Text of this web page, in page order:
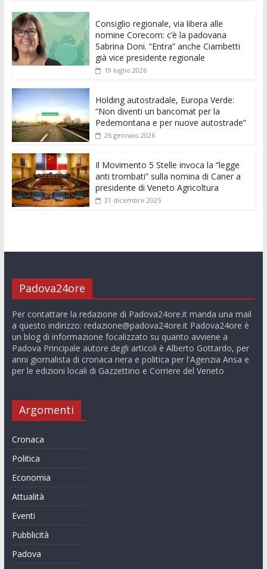
e
b
o
o
k
itt
er l
at
s
A
p
e
n
g
di
t
k
e
dI
n
di
vi
Consiglio regionale, via libera alle
nomine Corecom: c’è la padovana
Sabrina Doni. “Entra” anche Ciambetti
già vice presidente regionale
19 luglio 2026
Holding autostradale, Europa Verde:
“Non diventi un bancomat per la
Pedemontana e per nuove autostrade”
26 gennaio 2026
Il Movimento 5 Stelle invoca la “legge
anti trombati” sulla nomina di Caner a
presidente di Veneto Agricoltura
31 dicembre 2025
Padova24ore
Per contattare la redazione di Padova24ore.it manda una mail
a questo indirizzo: redazione@padova24ore.itPadova24ore è
un blog di informazione focalizzato su quanto avviene a
Padova Principale autore degli articoli è Alberto Gottardo, per
anni giornalista di cronaca nera e politica per l'Agenzia Ansa e
per le edizioni locali di Gazzettino e Corriere del Veneto
Argomenti
Cronaca
Politica
Economia
Attualità
Eventi
Pubblicità
Padova